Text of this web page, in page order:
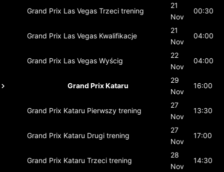
Grand Prix Las Vegas Trzeci trening
21
Nov
00:30
Grand Prix Las Vegas Kwalifikacje
21
Nov
04:00
Grand Prix Las Vegas Wyścig
22
Nov
04:00
Grand Prix Kataru
29
Nov
16:00
Grand Prix Kataru Pierwszy trening
27
Nov
13:30
Grand Prix Kataru Drugi trening
27
Nov
17:00
Grand Prix Kataru Trzeci trening
28
Nov
14:30